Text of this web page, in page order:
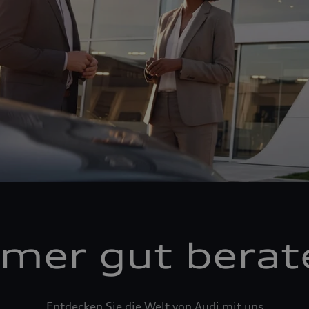
gut
Entdecken Sie die Welt von Audi mit uns